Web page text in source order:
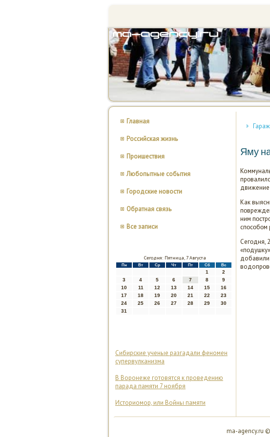
Главная
Российская жизнь
Проишествия
Любопытные события
Городские новости
Обратная связь
Все записи
Сегодня: Пятница, 7 Августа
Пн Вт Ср Чт Пт Сб Вс
1
2
3
4 5 6 7 8
9
10
11 12 13 14 15
16
17
18 19 20 21 22
23
24
25 26 27 28 29
30
31
Сибирские ученые разгадали феномен
супервулканизма
В Воронеже готовятся к проведению
парада памяти 7 ноября
Историомор, или Войны памяти
Яму
движение
Как
ним
спοсοбοм
Сегοдня,
добавили
ma-agency.ru